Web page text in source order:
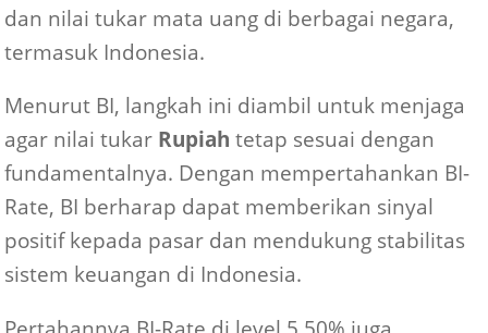
dan nilai tukar mata uang di berbagai negara,
termasuk Indonesia.
Menurut BI, langkah ini diambil untuk menjaga
agar nilai tukar Rupiah tetap sesuai dengan
fundamentalnya. Dengan mempertahankan BI-
Rate, BI berharap dapat memberikan sinyal
positif kepada pasar dan mendukung stabilitas
sistem keuangan di Indonesia.